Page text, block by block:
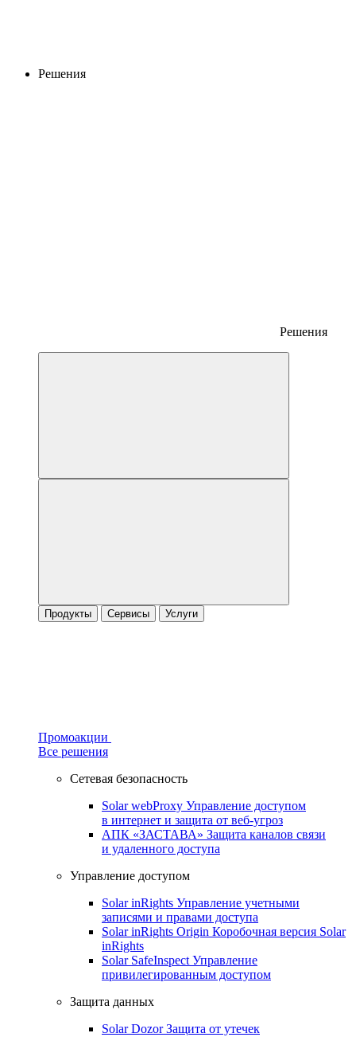
Решения
Решения
Продукты Сервисы Услуги
Промоакции
Все решения
Сетевая безопасность
Solar webProxy Управление доступом
в интернет и защита от веб-угроз
АПК «ЗАСТАВА» Защита каналов связи
и удаленного доступа
Управление доступом
Solar inRights Управление учетными
записями и правами доступа
Solar inRights Origin Коробочная версия Solar
inRights
Solar SafeInspect Управление
привилегированным доступом
Защита данных
Solar DozorЗащита от утечек